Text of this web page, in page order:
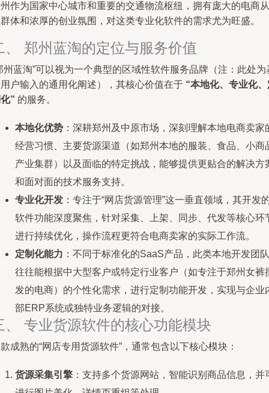
作为国家中心城市和重要的交通物流枢纽，拥有庞大的电商从
体和浓厚的创业氛围，对这类专业化软件的需求尤为旺盛。
、 郑州蓝淘的定位与服务价值
州蓝淘”可以视为一个典型的区域性软件服务品牌（注：此处为
户输入的通用化阐述），其核心价值在于 “本地化、专业化、
” 的服务。
本地化优势 ：深耕郑州及中原市场，深刻理解本地电商卖家
经营习惯、主要货源渠道（如郑州本地的服装、食品、小商
产业集群）以及面临的特定挑战，能够提供更贴合的解决方
和面对面的技术服务支持。
专业化开发 ：专注于“网店货源管理”这一垂直领域，其开发
软件功能深度聚焦，针对采集、上架、同步、代发等核心环
进行持续优化，操作流程更符合电商卖家的实际工作流。
定制化能力 ：不同于标准化的SaaS产品，此类本地开发团队
往往能根据中大型客户或特定行业客户（如专注于郑州女裤
发的电商）的个性化需求，进行定制功能开发，实现与企业
部ERP系统或独特业务逻辑的对接。
、 专业货源软件的核心功能模块
成熟的“网店专用货源软件”，通常包含以下核心模块：
货源采集引擎 ：支持多个货源网站，智能识别商品信息，并